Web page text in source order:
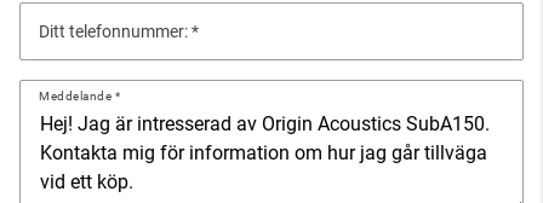
Ditt telefonnummer:
Meddelande